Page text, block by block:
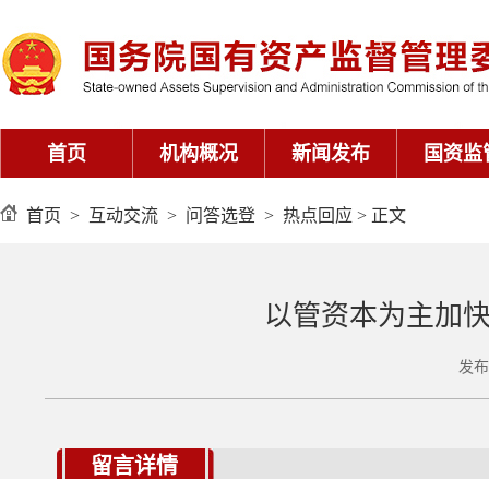
首页 > 互动交流 > 问答选登 > 热点回应 > 正文
以管资本为主加
发
留言详情